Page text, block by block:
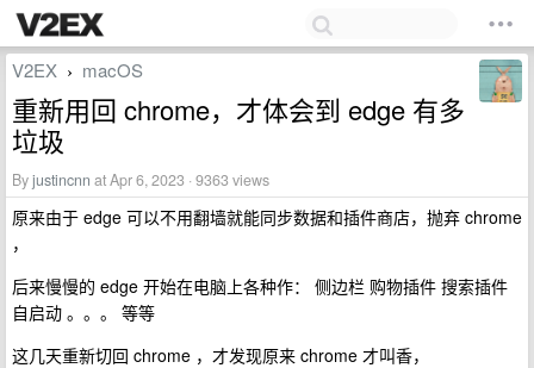
V2EX › macOS
重新用回 chrome，才体会到 edge 有多
垃圾
Byjustincnn at Apr 6, 2023 · 9363 views
原来由于 edge 可以不用翻墙就能同步数据和插件商店，抛弃 chrome
，
后来慢慢的 edge 开始在电脑上各种作： 侧边栏 购物插件 搜索插件
自启动 。。。 等等
这几天重新切回 chrome ，才发现原来 chrome 才叫香，